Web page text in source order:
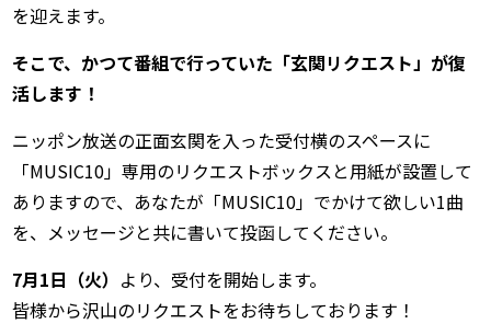
を迎えます。
そこで、かつて番組で行っていた「玄関リクエスト」が復
活します！
ニッポン放送の正面玄関を入った受付横のスペースに
「MUSIC10」専用のリクエストボックスと用紙が設置して
ありますので、あなたが「MUSIC10」でかけて欲しい1曲
を、メッセージと共に書いて投函してください。
7月1日（火） より、受付を開始します。
皆様から沢山のリクエストをお待ちしております！